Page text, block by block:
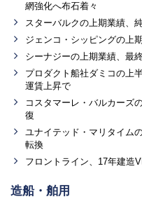
網強化へ布石着々
スターバルクの上期業績、
ジェンコ・シッピングの上
シーナジーの上期業績、最
プロダクト船社ダミコの上
運賃上昇で
コスタマーレ・バルカーズ
復
ユナイテッド・マリタイム
転換
フロントライン、17年建造
造船・舶用